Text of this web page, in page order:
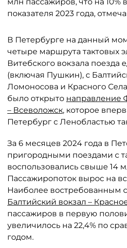
показателя 2023 года,
В Петербурге на данный
четыре маршрута тактовых
Витебского вокзала поезда
(включая Пушкин), с
Ломоносова и Красного
было открыто направление
– Всеволожск, которое
Петербург с Ленобластью
За 6 месяцев 2024 года в
пригородными поездами с
воспользовались свыше 14
Пассажиропоток вырос на
Наиболее востребованным
Балтийский вокзал –
пассажиров в первую
увеличилось на 22,4% по
годом.